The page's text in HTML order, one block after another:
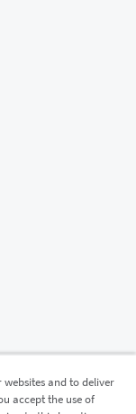
and to deliver
accept the use of